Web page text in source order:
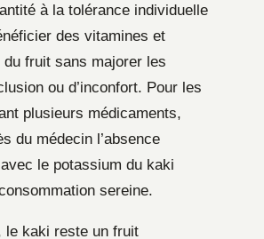
à la tolérance individuelle
des vitamines et
fruit sans majorer les
ou d’inconfort. Pour les
plusieurs médicaments,
du médecin l’absence
le potassium du kaki
sereine.
le kaki reste un fruit